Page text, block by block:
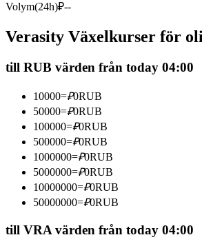
Gå med de bästa handlarna
Bli en Copy Trader
Njut av vinstdelning och
Volym(24h)₽--
Verasity Växelkurser för
till RUB värden från today 04:00
10000=₽0RUB
50000=₽0RUB
100000=₽0RUB
500000=₽0RUB
1000000=₽0RUB
5000000=₽0RUB
10000000=₽0RUB
50000000=₽0RUB
till VRA värden från today 04:00